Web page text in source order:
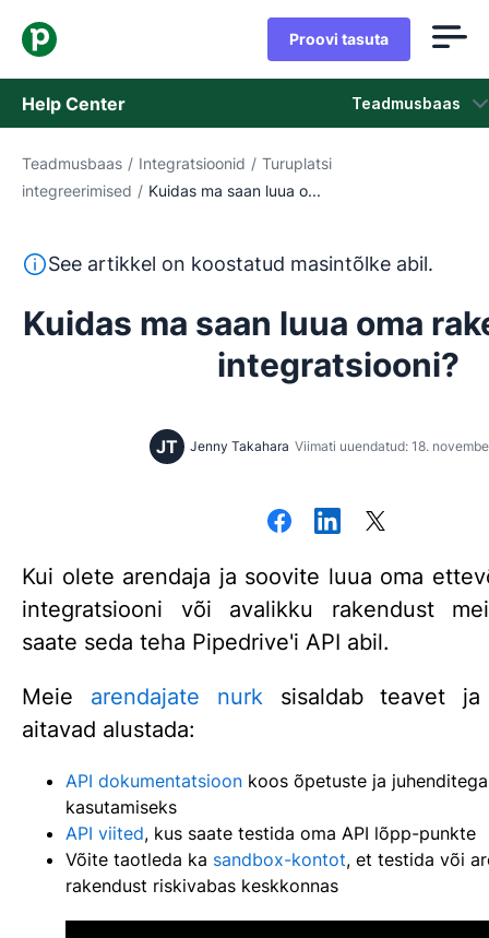
Proovi tasuta
Help Center Teadmusbaas
Teadmusbaas
Võta ühendust klienditoega
Teadmusbaas / Integratsioonid / Turuplatsi
integreerimised / Kuidas ma saan luua o...
See tekst on tõlgitud inglise keelest
See artikkel on koostatud masintõlke abil.
Kuidas ma saan luua oma
integratsiooni?
JT Jenny Takahara Viimati uuendatud: 18.
Kui olete arendaja ja soovite luua oma
integratsiooni või avalikku rakendust
saate seda teha Pipedrive'i API abil.
Meie arendajate nurksisaldab teavet ja
aitavad alustada:
API dokumentatsioon koos õpetuste ja
kasutamiseks
API viited, kus saate testida oma API lõpp-punkte
Võite taotleda ka sandbox-kontot, et testida või
rakendust riskivabas keskkonnas